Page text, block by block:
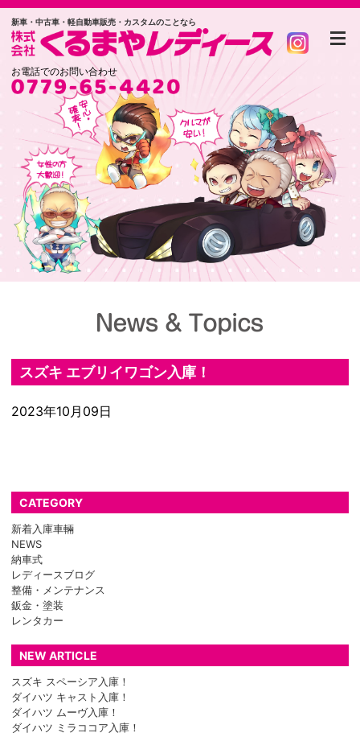
新車・中古車・軽自動車販売・カスタムのことなら
お電話でのお問い合わせ
スズキ エブリイワゴン入庫！
2023年10月09日
CATEGORY
新着入庫車輛
NEWS
納車式
レディースブログ
整備・メンテナンス
鈑金・塗装
レンタカー
NEW ARTICLE
スズキ スペーシア入庫！
ダイハツ キャスト入庫！
ダイハツ ムーヴ入庫！
ダイハツ ミラココア入庫！